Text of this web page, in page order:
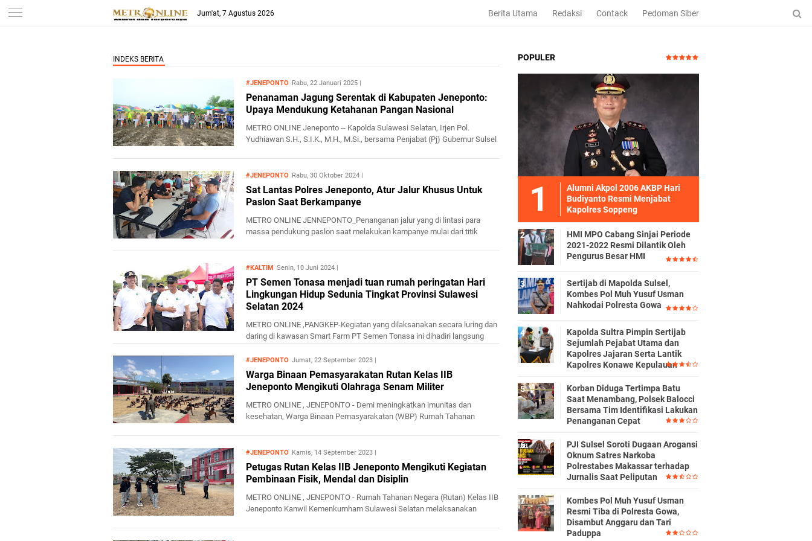
Jum'at, 7 Agustus 2026 Berita Utama Redaksi Contack Pedoman Siber
#JENEPONTO Rabu, 22 Januari 2025
Penanaman Jagung Serentak di Kabupaten Jeneponto:
Upaya Mendukung Ketahanan Pangan Nasional
METRO ONLINE Jeneponto -- Kapolda Sulawesi Selatan, Irjen Pol.
Yudhiawan S.H., S.I.K., M.H., M.Si., bersama Penjabat (Pj) Gubernur Sulsel
#JENEPONTO Rabu, 30 Oktober 2024
Sat Lantas Polres Jeneponto, Atur Jalur Khusus Untuk
Paslon Saat Berkampanye
METRO ONLINE JENNEPONTO_Penanganan jalur yang di lintasi para
massa pendukung paslon saat melakukan kampanye mulai dari titik
#KALTIM Senin, 10 Juni 2024
PT Semen Tonasa menjadi tuan rumah peringatan Hari
Lingkungan Hidup Sedunia Tingkat Provinsi Sulawesi
Selatan 2024
METRO ONLINE ,PANGKEP-Kegiatan yang dilaksanakan secara luring dan
daring di kawasan Smart Farm PT Semen Tonasa ini dihadiri langsung
#JENEPONTO Jumat, 22 September 2023
Warga Binaan Pemasyarakatan Rutan Kelas IIB
Jeneponto Mengikuti Olahraga Senam Militer
METRO ONLINE , JENEPONTO - Demi meningkatkan imunitas dan
kesehatan, Warga Binaan Pemasyarakatan (WBP) Rumah Tahanan
#JENEPONTO Kamis, 14 September 2023
Petugas Rutan Kelas IIB Jeneponto Mengikuti Kegiatan
Pembinaan Fisik, Mendal dan Disiplin
METRO ONLINE , JENEPONTO - Rumah Tahanan Negara (Rutan) Kelas IIB
Jeneponto Kanwil Kemenkumham Sulawesi Selatan melaksanakan
POPULER
Alumni Akpol 2006 AKBP Hari
Budiyanto Resmi Menjabat
Kapolres Soppeng
HMI MPO Cabang Sinjai Periode
2021-2022 Resmi Dilantik Oleh
Pengurus Besar HMI
Sertijab di Mapolda Sulsel,
Kombes Pol Muh Yusuf Usman
Nahkodai Polresta Gowa
Kapolda Sultra Pimpin Sertijab
Sejumlah Pejabat Utama dan
Kapolres Jajaran Serta Lantik
Kapolres Konawe Kepulauan
Korban Diduga Tertimpa Batu
Saat Menambang, Polsek Balocci
Bersama Tim Identifikasi Lakukan
Penanganan Cepat
PJI Sulsel Soroti Dugaan Arogansi
Oknum Satres Narkoba
Polrestabes Makassar terhadap
Jurnalis Saat Peliputan
Kombes Pol Muh Yusuf Usman
Resmi Tiba di Polresta Gowa,
Disambut Anggaru dan Tari
Paduppa